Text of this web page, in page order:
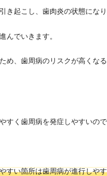
起こし、歯肉炎の状態になり
んでいきます。
、歯周病のリスクが高くなる
すく歯周病を発症しやすいので
すい箇所は歯周病が進行しや